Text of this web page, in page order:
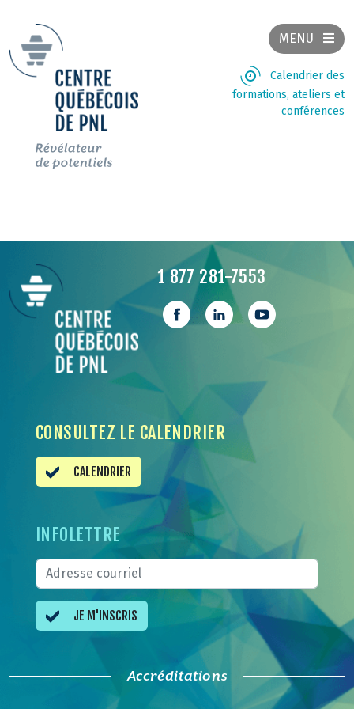
MENU
Calendrier des
formations, ateliers et
conférences
1 877 281-7553
CONSULTEZ LE CALENDRIER
CALENDRIER
INFOLETTRE
JE M'INSCRIS
Accréditations